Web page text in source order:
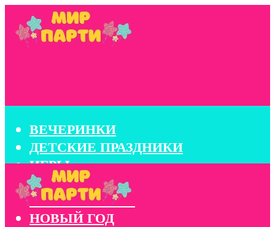
ВЕЧЕРИНКИ
ДЕТСКИЕ ПРАЗДНИКИ
ИГРЫ
КОНКУРСЫ
КОРПОРАТИВЫ
НОВЫЙ ГОД